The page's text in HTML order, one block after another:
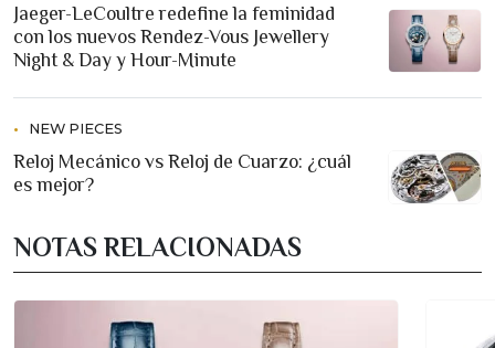
Jaeger-LeCoultre redefine la feminidad
con los nuevos Rendez-Vous Jewellery
Night & Day y Hour-Minute
NEW PIECES
Reloj Mecánico vs Reloj de Cuarzo: ¿cuál
es mejor?
NOTAS RELACIONADAS